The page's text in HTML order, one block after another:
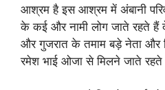
आश्रम है इस आश्रम में अंबानी
के कई और नामी लोग जाते रहते हैं
और गुजरात के तमाम बड़े नेता
रमेश भाई ओजा से मिलने जाते रहते